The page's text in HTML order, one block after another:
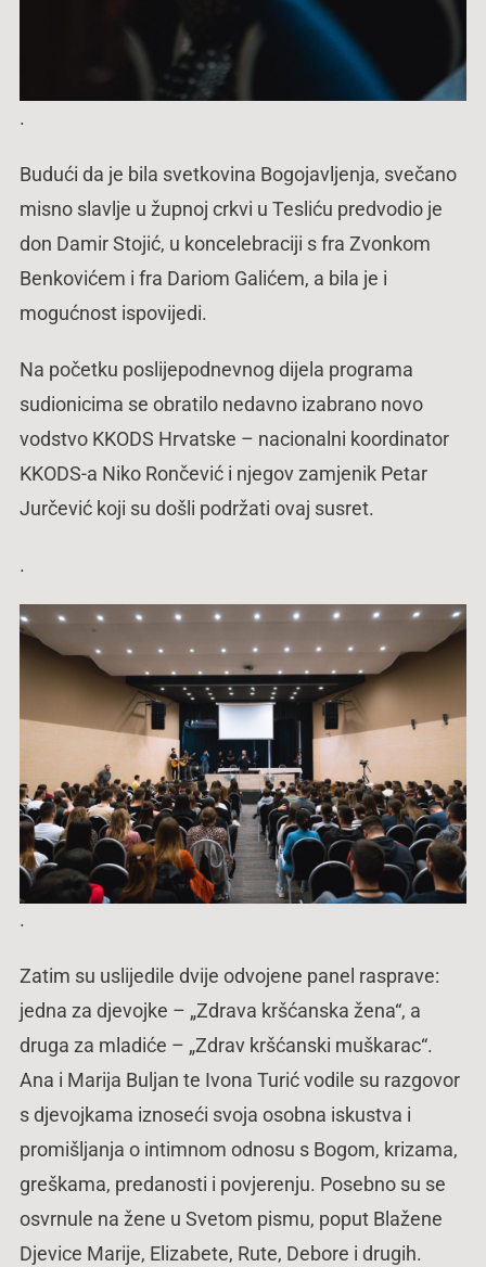
.
Budući da je bila svetkovina Bogojavljenja, svečano
misno slavlje u župnoj crkvi u Tesliću predvodio je
don Damir Stojić, u koncelebraciji s fra Zvonkom
Benkovićem i fra Dariom Galićem, a bila je i
mogućnost ispovijedi.
Na početku poslijepodnevnog dijela programa
sudionicima se obratilo nedavno izabrano novo
vodstvo KKODS Hrvatske – nacionalni koordinator
KKODS-a Niko Rončević i njegov zamjenik Petar
Jurčević koji su došli podržati ovaj susret.
.
.
Zatim su uslijedile dvije odvojene panel rasprave:
jedna za djevojke – „Zdrava kršćanska žena“, a
druga za mladiće – „Zdrav kršćanski muškarac“.
Ana i Marija Buljan te Ivona Turić vodile su razgovor
s djevojkama iznoseći svoja osobna iskustva i
promišljanja o intimnom odnosu s Bogom, krizama,
greškama, predanosti i povjerenju. Posebno su se
osvrnule na žene u Svetom pismu, poput Blažene
Djevice Marije, Elizabete, Rute, Debore i drugih.